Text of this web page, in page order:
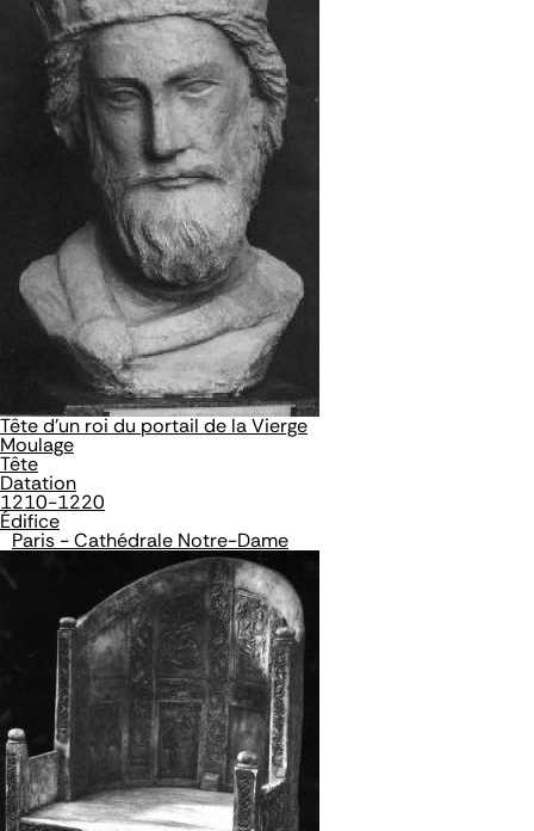
Tête d'un roi du portail de la Vierge
Moulage
Tête
Datation
1210-1220
Édifice
Paris - Cathédrale Notre-Dame